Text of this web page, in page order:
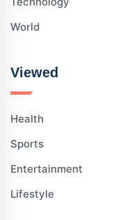
World
Viewed
Health
Sports
Entertainment
Lifestyle